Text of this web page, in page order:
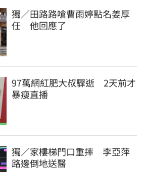
獨／田路路嗆曹雨婷點名姜厚
任　他回應了
97萬網紅肥大叔驟逝　2天前才
暴瘦直播
獨／家樓梯門口重摔　李亞萍
路邊倒地送醫